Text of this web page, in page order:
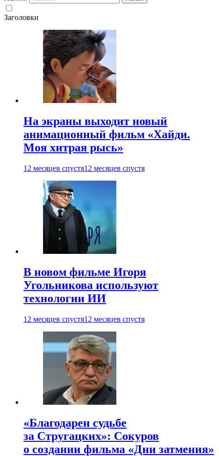
Заголовки
На экраны выходит новый
анимационный фильм «Хайди.
Моя хитрая рысь»
12 месяцев спустя12 месяцев спустя
В новом фильме Игоря
Угольникова используют
технологии ИИ
12 месяцев спустя12 месяцев спустя
«Благодарен судьбе
за Стругацких»: Сокуров
о создании фильма «Дни затмения»